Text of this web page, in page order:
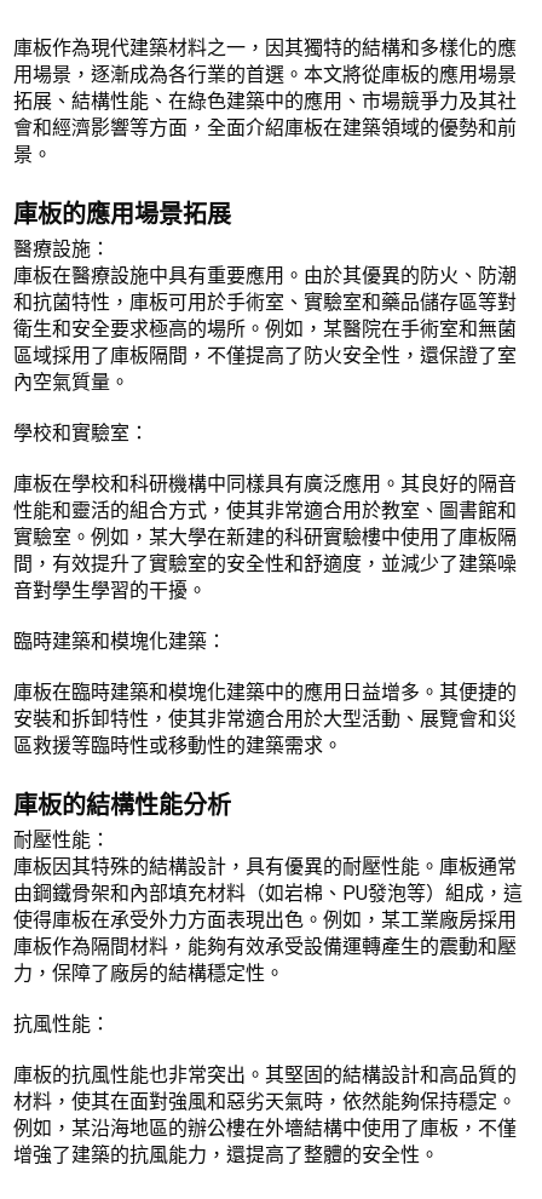
庫板作為現代建築材料之一，因其獨特的結構和多樣化的應
用場景，逐漸成為各行業的首選。本文將從庫板的應用場景
拓展、結構性能、在綠色建築中的應用、市場競爭力及其社
會和經濟影響等方面，全面介紹庫板在建築領域的優勢和前
景。
庫板的應用場景拓展
醫療設施：
庫板在醫療設施中具有重要應用。由於其優異的防火、防潮
和抗菌特性，庫板可用於手術室、實驗室和藥品儲存區等對
衛生和安全要求極高的場所。例如，某醫院在手術室和無菌
區域採用了庫板隔間，不僅提高了防火安全性，還保證了室
內空氣質量。
學校和實驗室：
庫板在學校和科研機構中同樣具有廣泛應用。其良好的隔音
性能和靈活的組合方式，使其非常適合用於教室、圖書館和
實驗室。例如，某大學在新建的科研實驗樓中使用了庫板隔
間，有效提升了實驗室的安全性和舒適度，並減少了建築噪
音對學生學習的干擾。
臨時建築和模塊化建築：
庫板在臨時建築和模塊化建築中的應用日益增多。其便捷的
安裝和拆卸特性，使其非常適合用於大型活動、展覽會和災
區救援等臨時性或移動性的建築需求。
庫板的結構性能分析
耐壓性能：
庫板因其特殊的結構設計，具有優異的耐壓性能。庫板通常
由鋼鐵骨架和內部填充材料（如岩棉、PU發泡等）組成，這
使得庫板在承受外力方面表現出色。例如，某工業廠房採用
庫板作為隔間材料，能夠有效承受設備運轉產生的震動和壓
力，保障了廠房的結構穩定性。
抗風性能：
庫板的抗風性能也非常突出。其堅固的結構設計和高品質的
材料，使其在面對強風和惡劣天氣時，依然能夠保持穩定。
例如，某沿海地區的辦公樓在外墻結構中使用了庫板，不僅
增強了建築的抗風能力，還提高了整體的安全性。